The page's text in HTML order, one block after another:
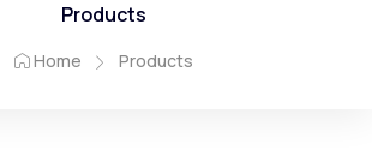
Products
Home Products